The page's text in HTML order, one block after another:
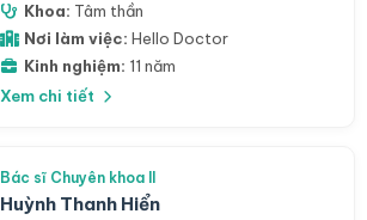
Khoa: Tâm thần
Nơi làm việc: Hello Doctor
Kinh nghiệm: 11 năm
Xem chi tiết
Bác sĩ Chuyên khoa II
Huỳnh Thanh Hiển